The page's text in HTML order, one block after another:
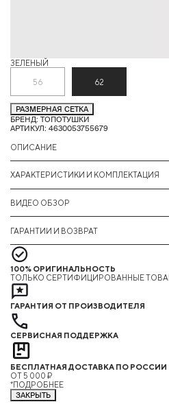
ЗЕЛЕНЫЙ
56 62
РАЗМЕРНАЯ СЕТКА
БРЕНД: ТОПОТУШКИ
АРТИКУЛ: 4630053755679
ОПИСАНИЕ
ХАРАКТЕРИСТИКИ И КОМПЛЕКТАЦИЯ
ВИДЕО ОБЗОР
ГАРАНТИИ И ВОЗВРАТ
100% ОРИГИНАЛЬНОСТЬ
ТОЛЬКО СЕРТИФИЦИРОВАННЫЕ
ГАРАНТИЯ ОТ ПРОИЗВОДИТЕЛЯ
СЕРВИСНАЯ ПОДДЕРЖКА
БЕСПЛАТНАЯ ДОСТАВКА ПО РОССИИ
ОТ 5 000 ₽
*ПОДРОБНЕЕ
ЗАКРЫТЬ